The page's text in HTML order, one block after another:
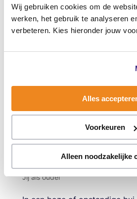
Wij gebruiken cookies om de
werken, het gebruik te analyseren
verbeteren. Kies hieronder jouw
Alles
Voorkeuren
Alleen noodzakelijke
lees je in dit blog. Hoe komt...
Alternatieven voor sorry
|jul 26
Jij als ouder